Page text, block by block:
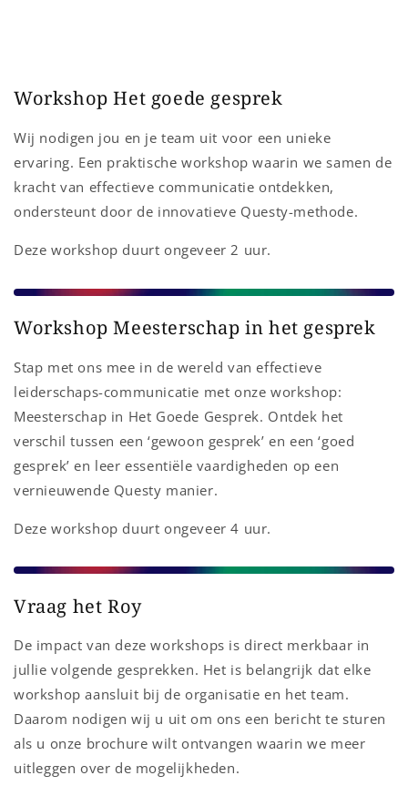
Workshop Het goede gesprek
Wij nodigen jou en je team uit voor een unieke
ervaring. Een praktische workshop waarin we samen de
kracht van effectieve communicatie ontdekken,
ondersteunt door de innovatieve Questy-methode.
Deze workshop duurt ongeveer 2 uur.
Workshop Meesterschap in het gesprek
Stap met ons mee in de wereld van effectieve
leiderschaps-communicatie met onze workshop:
Meesterschap in Het Goede Gesprek. Ontdek het
verschil tussen een ‘gewoon gesprek’ en een ‘goed
gesprek’ en leer essentiële vaardigheden op een
vernieuwende Questy manier.
Deze workshop duurt ongeveer 4 uur.
Vraag het Roy
De impact van deze workshops is direct merkbaar in
jullie volgende gesprekken. Het is belangrijk dat elke
workshop aansluit bij de organisatie en het team.
Daarom nodigen wij u uit om ons een bericht te sturen
als u onze brochure wilt ontvangen waarin we meer
uitleggen over de mogelijkheden.